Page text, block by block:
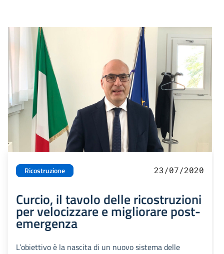
Ricostruzione 23/07/2020
Curcio, il tavolo delle ricostruzioni
per velocizzare e migliorare post-
emergenza
L’obiettivo è la nascita di un nuovo sistema delle